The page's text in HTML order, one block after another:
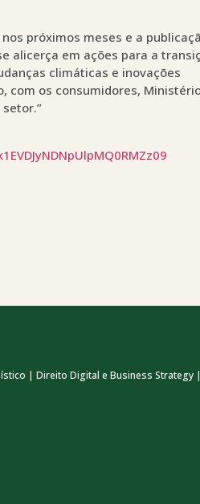
próximos meses e a
alicerça em ações para a
climáticas e inovações
com os consumidores,
| Direito Digital e Business